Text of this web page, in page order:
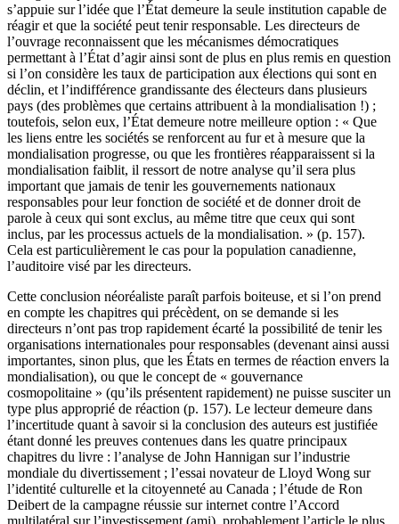
s’appuie sur l’idée que l’État demeure la seule institution capable de
réagir et que la société peut tenir responsable. Les directeurs de
l’ouvrage reconnaissent que les mécanismes démocratiques
permettant à l’État d’agir ainsi sont de plus en plus remis en question
si l’on considère les taux de participation aux élections qui sont en
déclin, et l’indifférence grandissante des électeurs dans plusieurs
pays (des problèmes que certains attribuent à la mondialisation !) ;
toutefois, selon eux, l’État demeure notre meilleure option : « Que
les liens entre les sociétés se renforcent au fur et à mesure que la
mondialisation progresse, ou que les frontières réapparaissent si la
mondialisation faiblit, il ressort de notre analyse qu’il sera plus
important que jamais de tenir les gouvernements nationaux
responsables pour leur fonction de société et de donner droit de
parole à ceux qui sont exclus, au même titre que ceux qui sont
inclus, par les processus actuels de la mondialisation. » (p. 157).
Cela est particulièrement le cas pour la population canadienne,
l’auditoire visé par les directeurs.
Cette conclusion néoréaliste paraît parfois boiteuse, et si l’on prend
en compte les chapitres qui précèdent, on se demande si les
directeurs n’ont pas trop rapidement écarté la possibilité de tenir les
organisations internationales pour responsables (devenant ainsi aussi
importantes, sinon plus, que les États en termes de réaction envers la
mondialisation), ou que le concept de « gouvernance
cosmopolitaine » (qu’ils présentent rapidement) ne puisse susciter un
type plus approprié de réaction (p. 157). Le lecteur demeure dans
l’incertitude quant à savoir si la conclusion des auteurs est justifiée
étant donné les preuves contenues dans les quatre principaux
chapitres du livre : l’analyse de John Hannigan sur l’industrie
mondiale du divertissement ; l’essai novateur de Lloyd Wong sur
l’identité culturelle et la citoyenneté au Canada ; l’étude de Ron
Deibert de la campagne réussie sur internet contre l’Accord
multilatéral sur l’investissement (ami), probablement l’article le plus